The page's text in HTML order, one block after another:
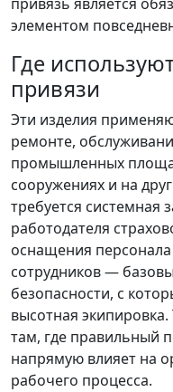
элементом
Где
привязи
Эти изделия
ремонте,
промышленных
сооружениях и на
требуется системная
работодателя
оснащения
сотрудников —
безопасности, с
высотная экипировка.
там, где правильный
напрямую влияет на
рабочего процесса.